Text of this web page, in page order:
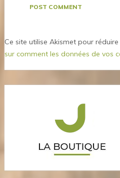
Ce site utilise Akismet pour réduire
sur comment les données de vos